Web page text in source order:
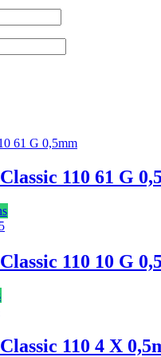
110 61 G
110 10 G
110 4 X